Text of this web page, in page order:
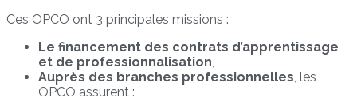
Ces OPCO ont 3 principales missions :
Le financement des contrats d’apprentissage
et de professionnalisation
Auprès des branches professionnelles , les
OPCO assurent :